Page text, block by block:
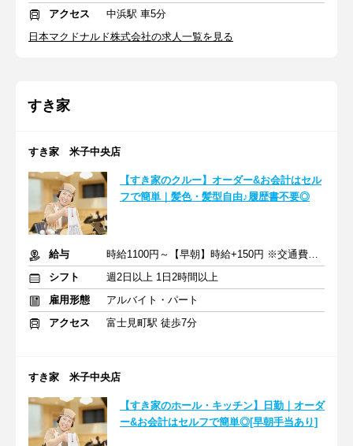
アクセス
中浜駅 車5分
日本マクドナルド株式会社の求人一覧を見る
すき家
すき家 米子中央店
【すき家のクルー】オーダー&お会計はセル
フで簡単｜髪色・髪型自由♪履歴書不要◎
給与
時給1100円～【早朝】時給+150円 ※交通費支給
シフト
週2日以上 1日2時間以上
雇用形態
アルバイト・パート
アクセス
富士見町駅 徒歩7分
すき家 米子中央店
【すき家のホール・キッチン】日勤｜オーダ
ー&お会計はセルフで簡単◎[早朝手当あり]